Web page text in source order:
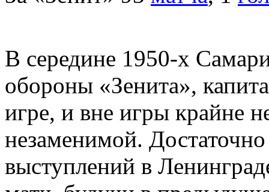
В середине 1950-х
обороны «Зенита»,
игре, и вне игры крайне
незаменимой. Достаточно
выступлений в